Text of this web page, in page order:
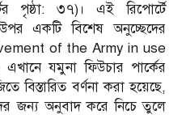
পৃষ্ঠা: ৩৭)। এই রিপোর্টে
একটি বিশেষ অনুচ্ছেদের
of the Army in use
এখানে যমুনা ফিউচার পার্কের
বিস্তারিত বর্ণনা করা হয়েছে,
জন্য অনুবাদ করে নিচে তুলে